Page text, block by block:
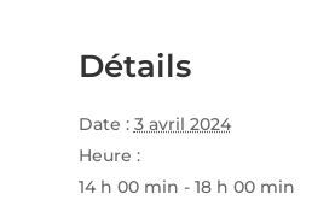
Détails
Date : 3 avril 2024
Heure :
14 h 00 min - 18 h 00 min